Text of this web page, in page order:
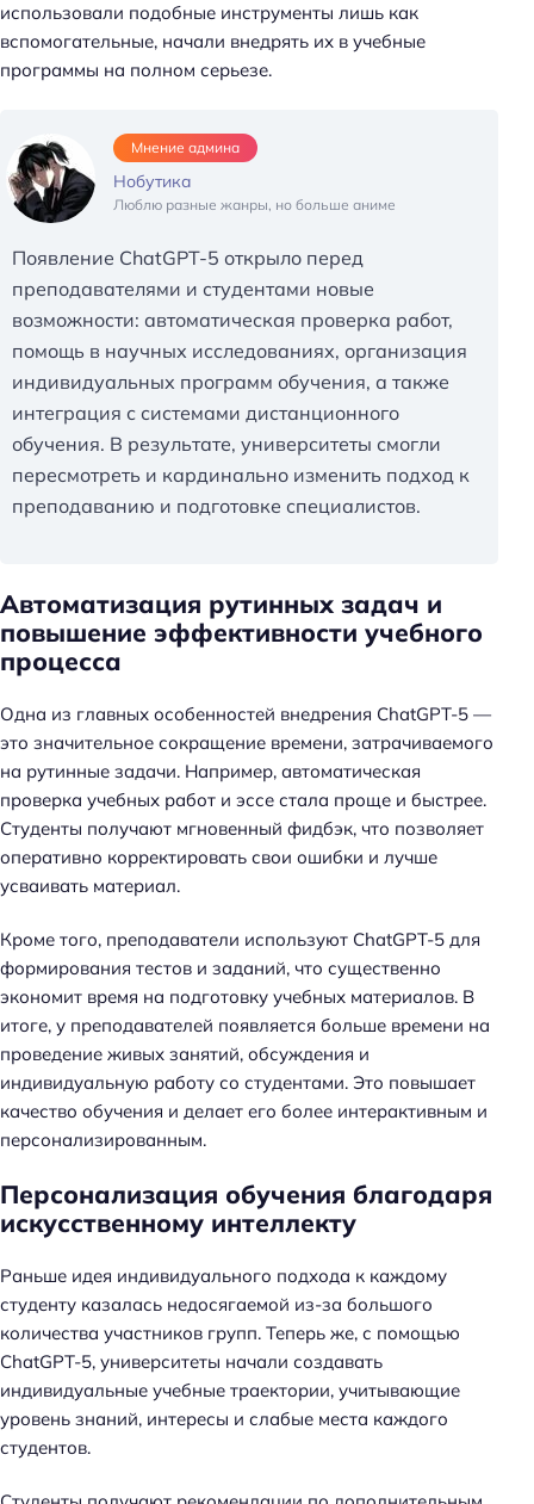
использовали подобные инструменты лишь как
вспомогательные, начали внедрять их в учебные
программы на полном серьезе.
Мнение админа
Нобутика
Люблю разные жанры, но больше аниме
Появление ChatGPT-5 открыло перед
преподавателями и студентами новые
возможности: автоматическая проверка работ,
помощь в научных исследованиях, организация
индивидуальных программ обучения, а также
интеграция с системами дистанционного
обучения. В результате, университеты смогли
пересмотреть и кардинально изменить подход к
преподаванию и подготовке специалистов.
Автоматизация рутинных задач и
повышение эффективности учебного
процесса
Одна из главных особенностей внедрения ChatGPT-5 —
это значительное сокращение времени, затрачиваемого
на рутинные задачи. Например, автоматическая
проверка учебных работ и эссе стала проще и быстрее.
Студенты получают мгновенный фидбэк, что позволяет
оперативно корректировать свои ошибки и лучше
усваивать материал.
Кроме того, преподаватели используют ChatGPT-5 для
формирования тестов и заданий, что существенно
экономит время на подготовку учебных материалов. В
итоге, у преподавателей появляется больше времени на
проведение живых занятий, обсуждения и
индивидуальную работу со студентами. Это повышает
качество обучения и делает его более интерактивным и
персонализированным.
Персонализация обучения благодаря
искусственному интеллекту
Раньше идея индивидуального подхода к каждому
студенту казалась недосягаемой из-за большого
количества участников групп. Теперь же, с помощью
ChatGPT-5, университеты начали создавать
индивидуальные учебные траектории, учитывающие
уровень знаний, интересы и слабые места каждого
студентов.